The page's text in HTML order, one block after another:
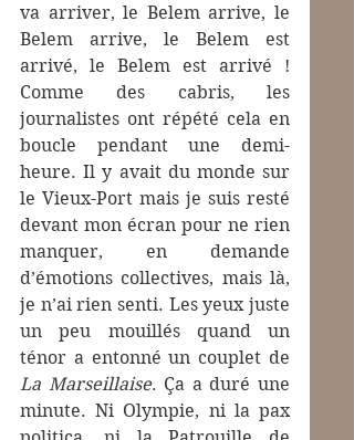
va arriver, le Belem arrive, le
Belem arrive, le Belem est
arrivé, le Belem est arrivé !
Comme des cabris, les
journalistes ont répété cela en
boucle pendant une demi-
heure. Il y avait du monde sur
le Vieux-Port mais je suis resté
devant mon écran pour ne rien
manquer, en demande
d’émotions collectives, mais là,
je n’ai rien senti. Les yeux juste
un peu mouillés quand un
La Marseillaise. Ça a duré une
minute. Ni Olympie, ni la pax